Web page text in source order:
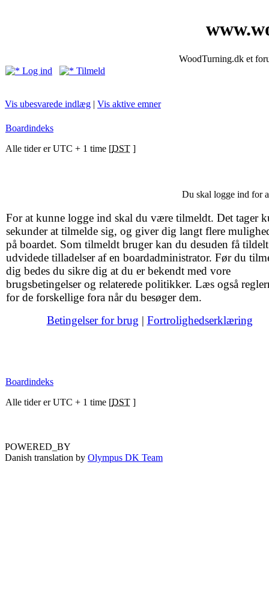
WoodTurning.dk et
Log ind
Tilmeld
Vis ubesvarede indlæg | Vis aktive emner
Boardindeks
Alle tider er UTC + 1 time [DST ]
Du skal logge ind for
For at kunne logge ind skal du være tilmeldt. Det tager
sekunder at tilmelde sig, og giver dig langt flere
på boardet. Som tilmeldt bruger kan du desuden få tildelt
udvidede tilladelser af en boardadministrator. Før du
dig bedes du sikre dig at du er bekendt med vore
brugsbetingelser og relaterede politikker. Læs også
for de forskellige fora når du besøger dem.
Betingelser for brug | Fortrolighedserklæring
Boardindeks
Alle tider er UTC + 1 time [DST ]
POWERED_BY
Danish translation by Olympus DK Team